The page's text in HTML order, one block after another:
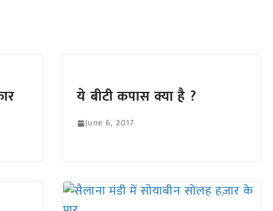
ये बीटी कपास क्या है ?
June 6, 2017